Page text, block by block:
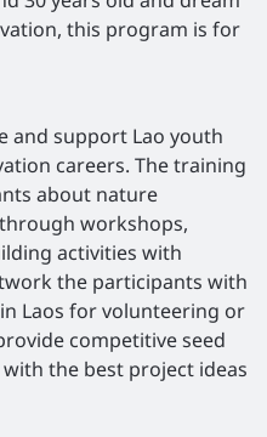
this program is for
and support Lao youth
careers. The training
about nature
workshops,
activities with
the participants with
Laos for volunteering or
competitive seed
the best project ideas